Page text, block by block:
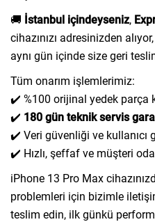
🚚 İstanbul içindeyseniz,
cihazınızı adresinizden
aynı gün içinde size geri
Tüm onarım işlemlerimiz:
✔️ %100 orijinal yedek parça
✔️ 180 gün teknik servis
✔️ Veri güvenliği ve kullanıcı
✔️ Hızlı, şeffaf ve müşteri
iPhone 13 Pro Max
problemleri için bizimle
teslim edin, ilk günkü